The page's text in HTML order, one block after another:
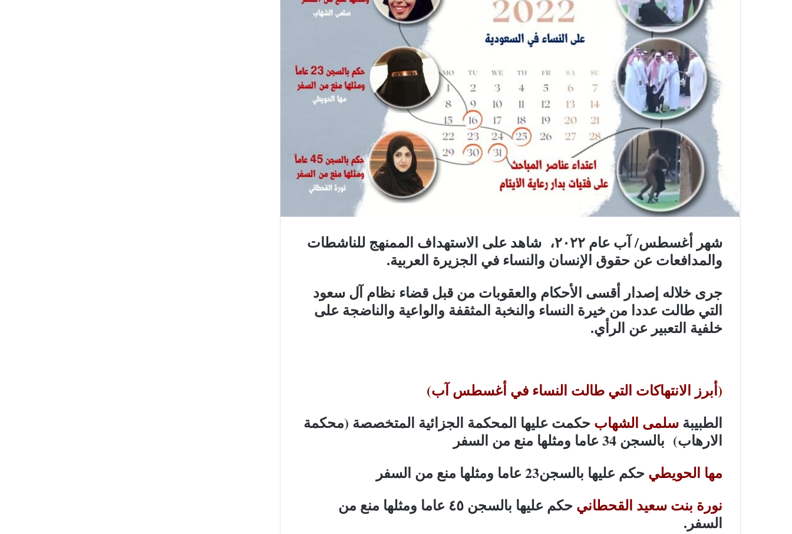
شهر أغسطس/ آب عام ٢٠٢٢، شاهد على الاستهداف الممنهج للناشطات
والمدافعات عن حقوق الإنسان والنساء في الجزيرة العربية.
جرى خلاله إصدار أقسى الأحكام والعقوبات من قبل قضاء نظام آل سعود
التي طالت عددا من خيرة النساء والنخبة المثقفة والواعية والناضجة على
خلفية التعبير عن الرأي.
(أبرز الانتهاكات التي طالت النساء في أغسطس آب)
الطبيبة سلمى الشهاب حكمت عليها المحكمة الجزائية المتخصصة (محكمة
الارهاب) بالسجن 34 عاما ومثلها منع من السفر
مها الحويطي حكم عليها بالسجن23 عاما ومثلها منع من السفر
نورة بنت سعيد القحطاني
حكم عليها بالسجن ٤٥ عاما ومثلها منع من
السفر.